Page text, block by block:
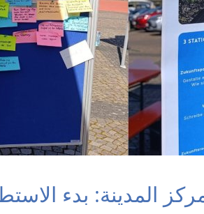
المدينة: بدء